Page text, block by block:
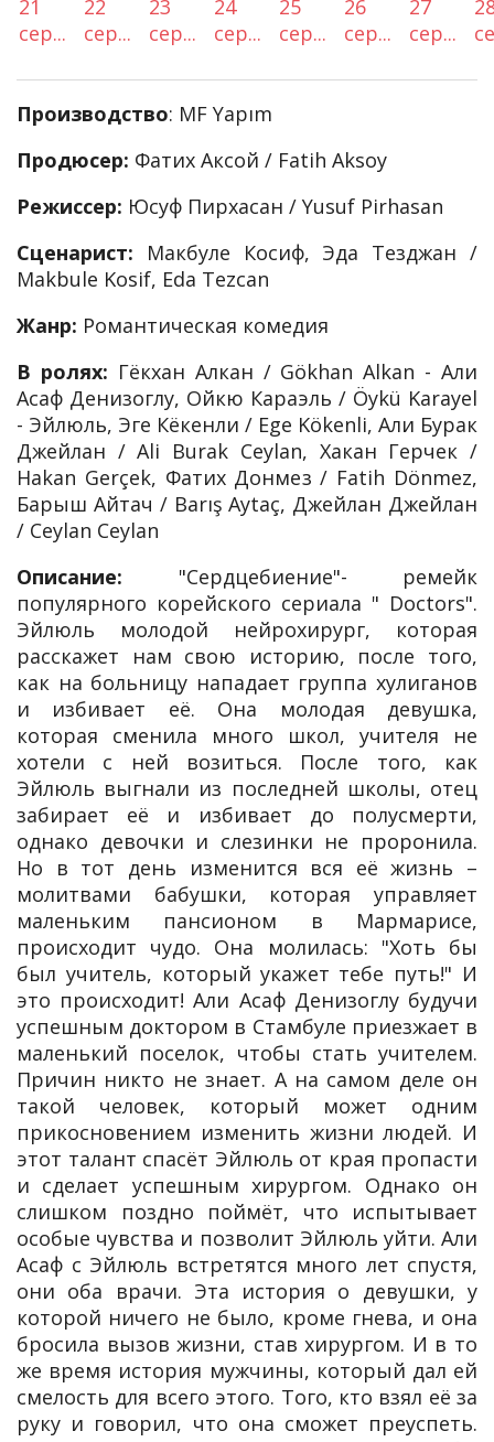
21
сер...
22
сер...
23
сер...
24
сер...
25
сер...
26
сер...
27
сер...
Производство: MF Yapım
Продюсер: Фатих Аксой / Fatih Aksoy
Режиссер: Юсуф Пирхасан / Yusuf Pirhasan
Сценарист: Макбуле Косиф, Эда Тезджан /
Makbule Kosif, Eda Tezcan
Жанр: Романтическая комедия
В ролях: Гёкхан Алкан / Gökhan Alkan - Али
Асаф Денизоглу, Ойкю Караэль / Öykü Karayel
- Эйлюль, Эге Кёкенли / Ege Kökenli, Али Бурак
Джейлан / Ali Burak Ceylan, Хакан Герчек /
Hakan Gerçek, Фатих Донмез / Fatih Dönmez,
Барыш Айтач / Barış Aytaç, Джейлан Джейлан
/ Ceylan Ceylan
Описание: "Сердцебиение"- ремейк
популярного корейского сериала " Doctors".
Эйлюль молодой нейрохирург, которая
расскажет нам свою историю, после того,
как на больницу нападает группа хулиганов
и избивает её. Она молодая девушка,
которая сменила много школ, учителя не
хотели с ней возиться. После того, как
Эйлюль выгнали из последней школы, отец
забирает её и избивает до полусмерти,
однако девочки и слезинки не проронила.
Но в тот день изменится вся её жизнь –
молитвами бабушки, которая управляет
маленьким пансионом в Мармарисе,
происходит чудо. Она молилась: "Хоть бы
был учитель, который укажет тебе путь!" И
это происходит! Али Асаф Денизоглу будучи
успешным доктором в Стамбуле приезжает в
маленький поселок, чтобы стать учителем.
Причин никто не знает. А на самом деле он
такой человек, который может одним
прикосновением изменить жизни людей. И
этот талант спасёт Эйлюль от края пропасти
и сделает успешным хирургом. Однако он
слишком поздно поймёт, что испытывает
особые чувства и позволит Эйлюль уйти. Али
Асаф с Эйлюль встретятся много лет спустя,
они оба врачи. Эта история о девушки, у
которой ничего не было, кроме гнева, и она
бросила вызов жизни, став хирургом. И в то
же время история мужчины, который дал ей
смелость для всего этого. Того, кто взял её за
руку и говорил, что она сможет преуспеть.